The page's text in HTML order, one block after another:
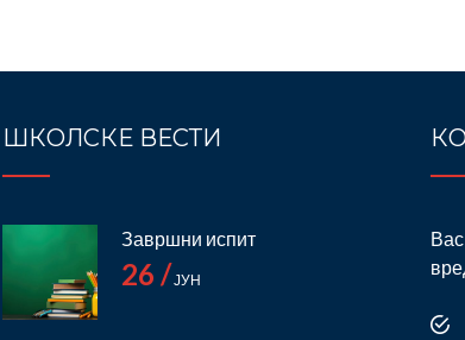
ШКОЛСКЕ ВЕСТИ
Завршни испит
26 /ЈУН